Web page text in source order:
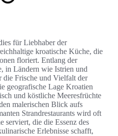
für Liebhaber der
kroatische Küche, die
floriert. Entlang der
in Ländern wie Istrien und
die Frische und Vielfalt der
geografische Lage Kroatien
und köstliche Meeresfrüchte
malerischen Blick aufs
Strandrestaurants wird oft
serviert, die die Essenz des
Erlebnisse schafft,